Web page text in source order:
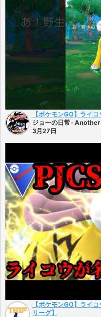
【ポケモンGO】ライコ
ジョーの日常-
3月27日
【ポケモンGO】ライ
リーグ】